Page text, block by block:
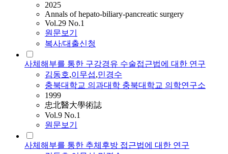
2025
Annals of hepato-biliary-pancreatic surgery
Vol.29 No.1
원문보기
복사/대출신청
사체해부를 통한 구강경유 수술접근법에 대한 연구
김동호,이무섭,민경수
충북대학교 의과대학 충북대학교 의학연구소
1999
忠北醫大學術誌
Vol.9 No.1
원문보기
사체해부를 통한 추체후방 접근법에 대한 연구